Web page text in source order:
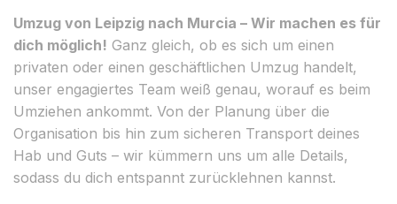
Umzug von Leipzig nach Murcia – Wir machen es für
dich möglich! Ganz gleich, ob es sich um einen
privaten oder einen geschäftlichen Umzug handelt,
unser engagiertes Team weiß genau, worauf es beim
Umziehen ankommt. Von der Planung über die
Organisation bis hin zum sicheren Transport deines
Hab und Guts – wir kümmern uns um alle Details,
sodass du dich entspannt zurücklehnen kannst.